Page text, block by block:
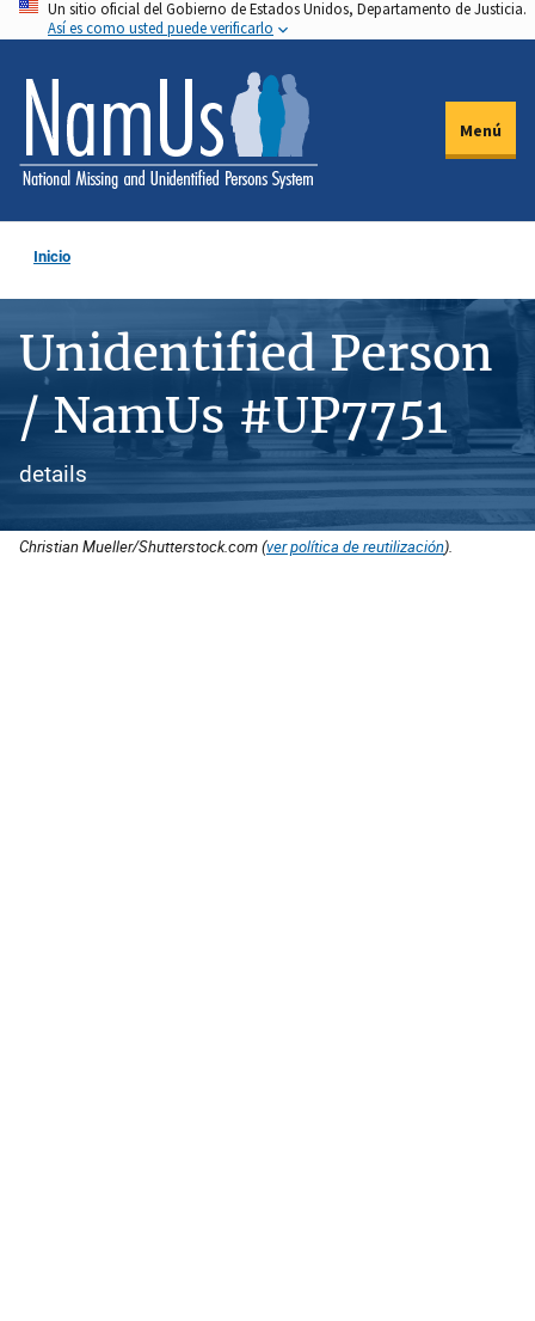
Pasar
al
contenido
principal
Un sitio oficial del Gobierno de Estados Unidos, Departamento de Justicia.
Así es como usted puede verificarlo
Menú
Inicio
Unidentified Person
/ NamUs #UP7751
details
Christian Mueller/Shutterstock.com (ver política de reutilización).